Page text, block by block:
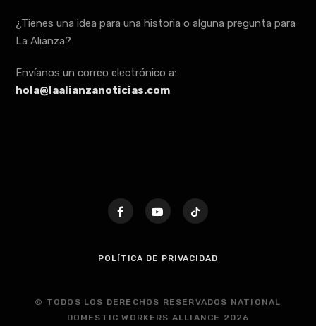
¿Tienes una idea para una historia o alguna pregunta para
La Alianza?
Envíanos un correo electrónico a:
hola@laalianzanoticias.com
POLÍTICA DE PRIVACIDAD
© TODOS LOS DERECHOS RESERVADOS NATIONAL
DOMESTIC WORKERS ALLIANCE 2026